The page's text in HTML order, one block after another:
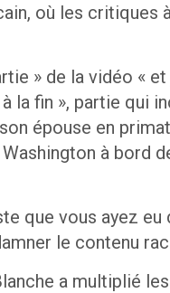
où les critiques
» de la vidéo « et
la fin », partie qui
épouse en
à bord
que vous ayez eu
le contenu
a multiplié